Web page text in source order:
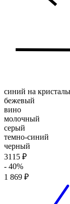
синий на
бежевый
вино
молочный
серый
темно-синий
черный
3115 ₽
- 40%
1 869 ₽